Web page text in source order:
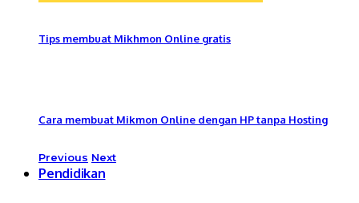
Tips membuat Mikhmon Online gratis
Cara membuat Mikmon Online dengan HP tanpa Hosting
Previous Next
Pendidikan